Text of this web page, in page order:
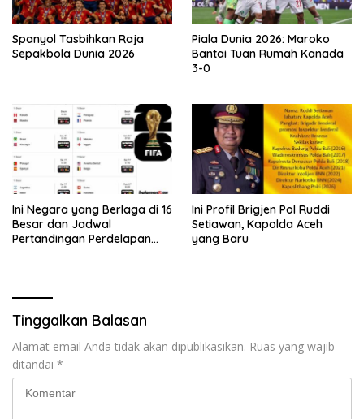
Spanyol Tasbihkan Raja
Sepakbola Dunia 2026
Piala Dunia 2026: Maroko
Bantai Tuan Rumah Kanada
3-0
Ini Negara yang Berlaga di 16
Besar dan Jadwal
Pertandingan Perdelapan
Ini Profil Brigjen Pol Ruddi
Setiawan, Kapolda Aceh
yang Baru
Tinggalkan Balasan
Alamat email Anda tidak akan dipublikasikan. Ruas yang wajib
ditandai *